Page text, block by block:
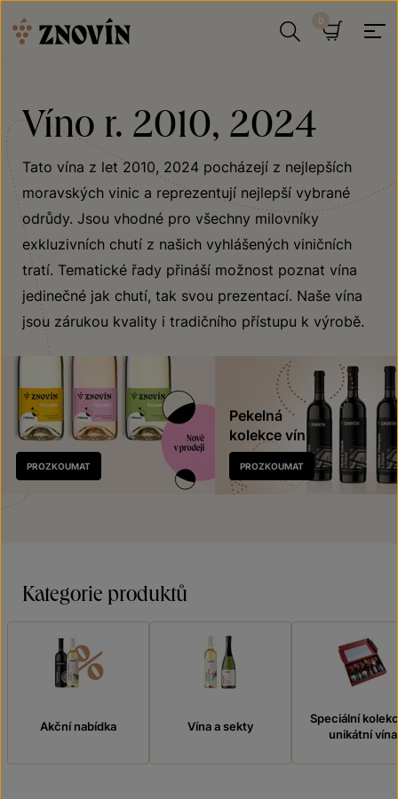
Víno r. 2010, 2024
Tato vína z let 2010, 2024 pocházejí z nejlepších
moravských vinic a reprezentují nejlepší vybrané
odrůdy. Jsou vhodné pro všechny milovníky
exkluzivních chutí z našich vyhlášených viničních
tratí. Tematické řady přináší možnost poznat vína
jedinečné jak chutí, tak svou prezentací. Naše vína
jsou zárukou kvality i tradičního přístupu k výrobě.
Nově
v prodeji
PROZKOUMAT
Pekelná
kolekce vín
PROZKOUMAT
Kategorie produktů
Akční nabídka Vína a sekty
Speciální
unikátní vína